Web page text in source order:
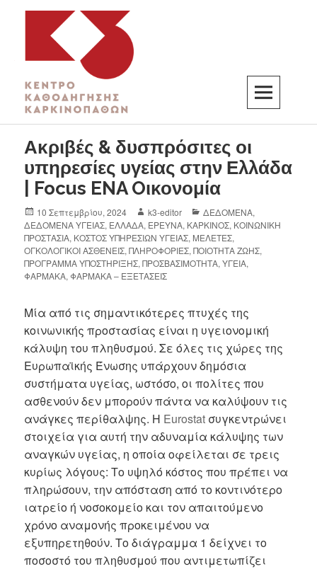
K3
ΚΕΝΤΡΟ ΚΑΘΟΔΗΓΗΣΗΣ ΚΑΡΚΙΝΟΠΑΘΩΝ
Ακριβές & δυσπρόσιτες οι
υπηρεσίες υγείας στην Ελλάδα
| Focus ENA Oικονομία
10 Σεπτεμβρίου, 2024 k3-editor ΔΕΔΟΜΕΝΑ,
ΔΕΔΟΜΕΝΑ ΥΓΕΙΑΣ, ΕΛΛΑΔΑ, ΕΡΕΥΝΑ, ΚΑΡΚΙΝΟΣ, ΚΟΙΝΩΝΙΚΗ
ΠΡΟΣΤΑΣΙΑ, ΚΟΣΤΟΣ ΥΠΗΡΕΣΙΩΝ ΥΓΕΙΑΣ, ΜΕΛΕΤΕΣ,
ΟΓΚΟΛΟΓΙΚΟΙ ΑΣΘΕΝΕΙΣ,ΠΛΗΡΟΦΟΡΙΕΣ,ΠΟΙΟΤΗΤΑ ΖΩΗΣ,
ΠΡΟΓΡΑΜΜΑ ΥΠΟΣΤΗΡΙΞΗΣ,ΠΡΟΣΒΑΣΙΜΟΤΗΤΑ,ΥΓΕΙΑ,
ΦΑΡΜΑΚΑ, ΦΑΡΜΑΚΑ – ΕΞΕΤΑΣΕΙΣ
Μία από τις σημαντικότερες πτυχές της
κοινωνικής προστασίας είναι η υγειονομική
κάλυψη του πληθυσμού. Σε όλες τις χώρες της
Ευρωπαϊκής Ένωσης υπάρχουν δημόσια
συστήματα υγείας, ωστόσο, οι πολίτες που
ασθενούν δεν μπορούν πάντα να καλύψουν τις
ανάγκες περίθαλψης. Η Eurostat συγκεντρώνει
στοιχεία για αυτή την αδυναμία κάλυψης των
αναγκών υγείας, η οποία οφείλεται σε τρεις
κυρίως λόγους: Το υψηλό κόστος που πρέπει να
πληρώσουν, την απόσταση από το κοντινότερο
ιατρείο ή νοσοκομείο και τον απαιτούμενο
χρόνο αναμονής προκειμένου να
εξυπηρετηθούν. Το διάγραμμα 1 δείχνει το
ποσοστό του πληθυσμού που αντιμετωπίζει